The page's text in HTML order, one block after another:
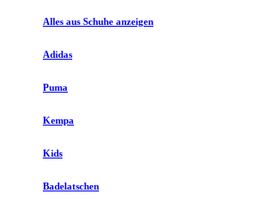
Alles aus Schuhe anzeigen
Adidas
Puma
Kempa
Kids
Badelatschen